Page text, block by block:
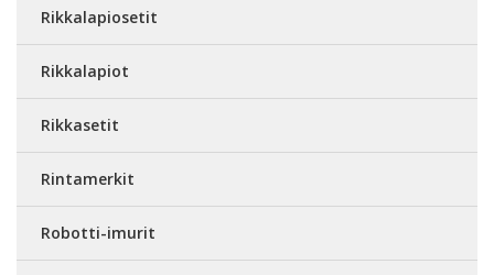
Rikkalapiosetit
Rikkalapiot
Rikkasetit
Rintamerkit
Robotti-imurit